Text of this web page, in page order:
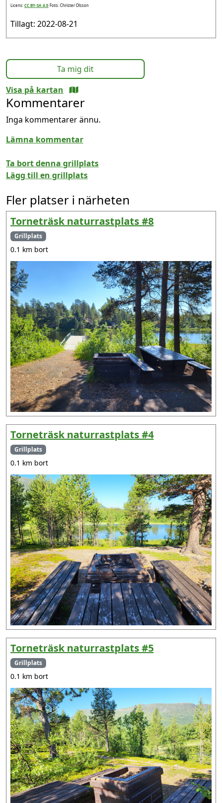
Licens:CC BY-SA 4.0Foto: Christer Olsson
Tillagt: 2022-08-21
Ta mig dit
Visa på kartan
Kommentarer
Inga kommentarer ännu.
Lämna kommentar
Ta bort denna grillplats
Lägg till en grillplats
Fler platser i närheten
Torneträsk naturrastplats #8
Grillplats
0.1 km bort
Torneträsk naturrastplats #4
Grillplats
0.1 km bort
Torneträsk naturrastplats #5
Grillplats
0.1 km bort